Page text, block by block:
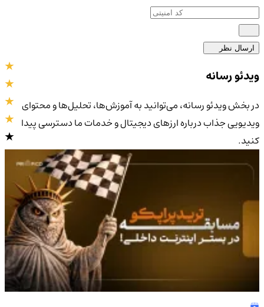
ارسال نظر
4.9/5
ویدئو رسانه
در بخش ویدئو رسانه، می‌توانید به آموزش‌ها، تحلیل‌ها و محتوای
ویدیویی جذاب درباره ارزهای دیجیتال و خدمات ما دسترسی پیدا
کنید.